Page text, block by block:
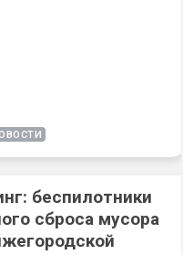
беспилотники
сброса мусора